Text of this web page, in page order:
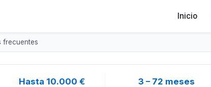
Inicio
frecuentes
Hasta 10.000 € 3 – 72 meses